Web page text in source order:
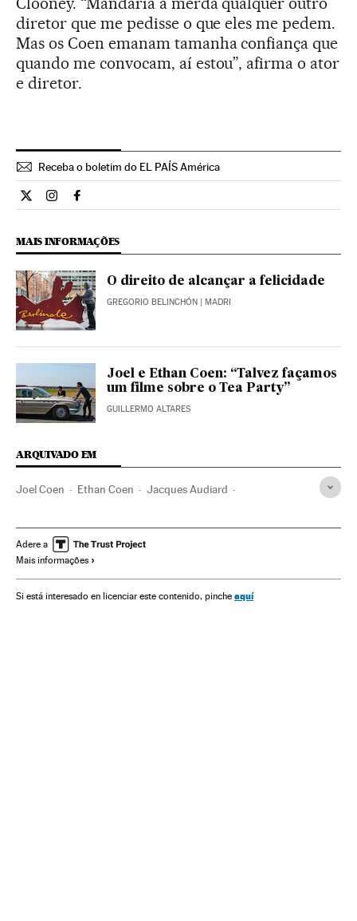
diretor que me pedisse o que eles me pedem.
Mas os Coen emanam tamanha confiança que
quando me convocam, aí estou”, afirma o ator
e diretor.
Receba o boletim do EL PAÍS América
Cultura El País Brasil en Twitter
Cultura El País Brasil en Instagram
Cultura El País Brasil en Facebook
MAIS INFORMAÇÕES
O direito de alcançar a felicidade
GREGORIO BELINCHÓN | MADRI
Joel e Ethan Coen: “Talvez façamos
um filme sobre o Tea Party”
GUILLERMO ALTARES
ARQUIVADO EM
Joel Coen Ethan Coen Jacques Audiard
Cinema dos Estados Unidos
Adere a
Mais informações
Si está interesado en licenciar este contenido, pinche aquí